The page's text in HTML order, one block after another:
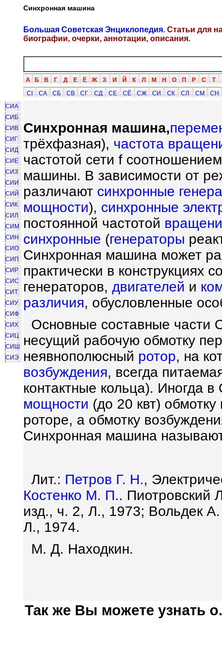
Синхронная машина
Большая Советская Энциклопедия. Статьи для
биографии, очерки, аннотации, описания.
А Б В Г Д Е Ё Ж З И Й К Л М Н О П Р С Т
СI
СА СБ СВ СГ СД СЕ СЁ СЖ СИ СК СЛ СМ
СН
СИА
СИБ
СИВ
СИГ
СИД
СИЕ
СИЗ
СИИ
СИЙ
СИК
СИЛ
СИМ
СИН
СИО
СИП
СИР
СИС
СИТ
СИУ
СИФ
СИХ
СИЦ
СИШ
СИЭ
Синхронная машина,
трёхфазная), частота
частотой сети f
машины. В зависимости от
различают синхронные
мощности), синхронные
постоянной частотой
синхронные (генераторы
Синхронная машина может
практически в конструкциях
генераторов, двигателей и
различия, обусловленные
Основные составные
несущий рабочую обмотку
неявнополюсный ротор, на
возбуждения, всегда
контактные кольца). Иногда
мощности (до 20 квт)
роторе, а обмотку
Синхронная машина
Лит.: Петров Г. Н.,
Костенко М. П.. Пиотровский
изд., ч. 2, Л., 1973; Вольдек
Л., 1974.
М. Д. Находкин.
Так же Вы можете узнать